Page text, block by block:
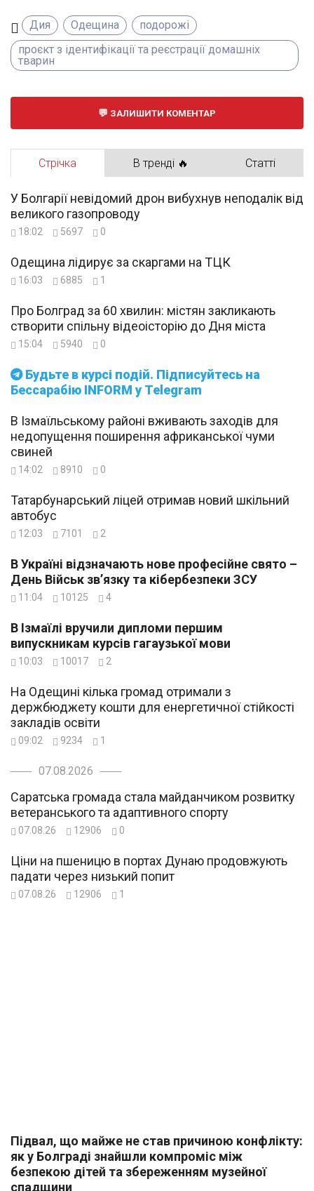
Дия Одещина
подорожі
проєкт з ідентифікації та реєстрації домашніх
тварин
ЗАЛИШИТИ КОМЕНТАР
Стрічка В тренді 🔥 Статті
Будьте в курсі подій. Підписуйтесь на
Бессарабію INFORM у Telegram
У Болгарії невідомий дрон вибухнув неподалік від
великого газопроводу
18:02 5697 0
Одещина лідирує за скаргами на ТЦК
16:03 6885 1
Про Болград за 60 хвилин: містян закликають
створити спільну відеоісторію до Дня міста
15:04 5940 0
В Ізмаїльському районі вживають заходів для
недопущення поширення африканської чуми
свиней
14:02 8910 0
Татарбунарський ліцей отримав новий шкільний
автобус
12:03 7101 2
В Україні відзначають нове професійне свято –
День Військ зв’язку та кібербезпеки ЗСУ
11:04 10125 4
В Ізмаїлі вручили дипломи першим
випускникам курсів гагаузької мови
10:03 10017 2
На Одещині кілька громад отримали з
держбюджету кошти для енергетичної стійкості
закладів освіти
09:02 9234 1
07.08.2026
Саратська громада стала майданчиком розвитку
ветеранського та адаптивного спорту
07.08.26 12906 0
Ціни на пшеницю в портах Дунаю продовжують
падати через низький попит
07.08.26 12906 1
Підвал, що майже не став причиною конфлікту:
як у Болграді знайшли компроміс між
безпекою дітей та збереженням музейної
спадщини